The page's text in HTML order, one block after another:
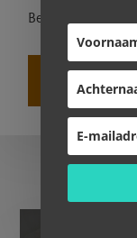
Benieuwd wat het
KEN JE
More
Content